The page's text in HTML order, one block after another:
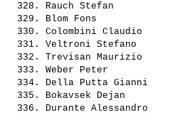
  328.
Rauch Stefan
  329.
Blom Fons
  330.
Colombini Claudio
  331.
Veltroni Stefano
  332.
Trevisan Maurizio
  333.
Weber Peter
  334.
Della Putta Gianni
  335.
Bokavsek Dejan
  336.
Durante Alessandro